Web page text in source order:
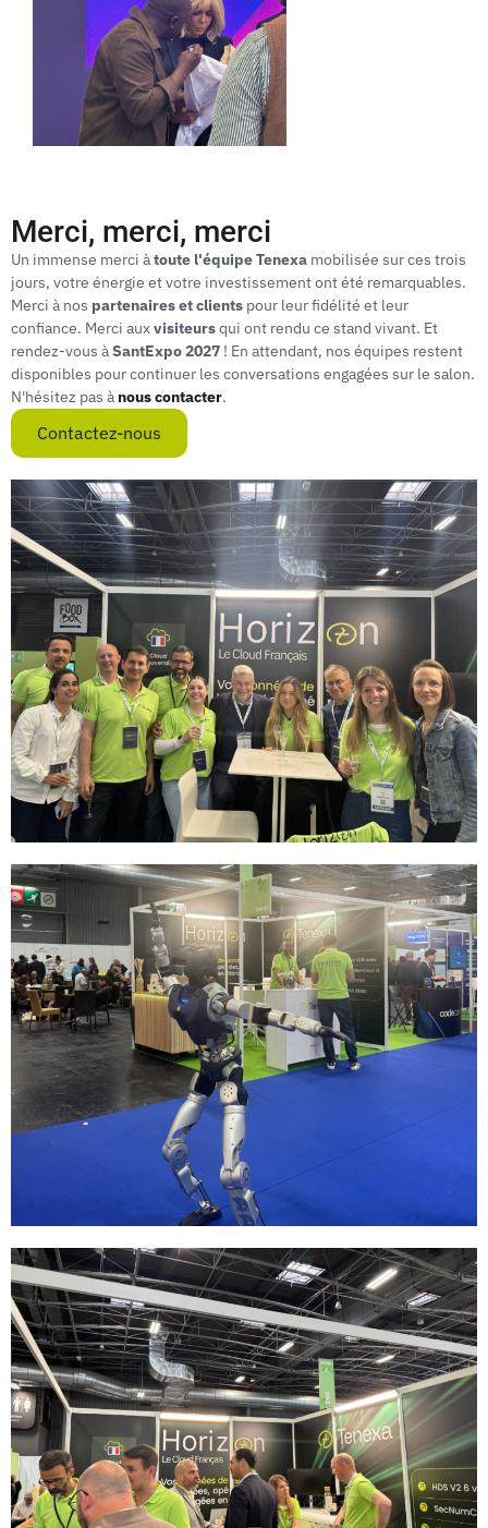
Merci, merci, merci
Un immense merci àtoute l'équipe Tenexa mobilisée sur ces trois
jours, votre énergie et votre investissement ont été remarquables.
Merci à nos partenaires et clients pour leur fidélité et leur
confiance. Merci auxvisiteursqui ont rendu ce stand vivant. Et
rendez-vous àSantExpo 2027 ! En attendant, nos équipes restent
disponibles pour continuer les conversations engagées sur le salon.
N'hésitez pas à nous contacter.
Contactez-nous